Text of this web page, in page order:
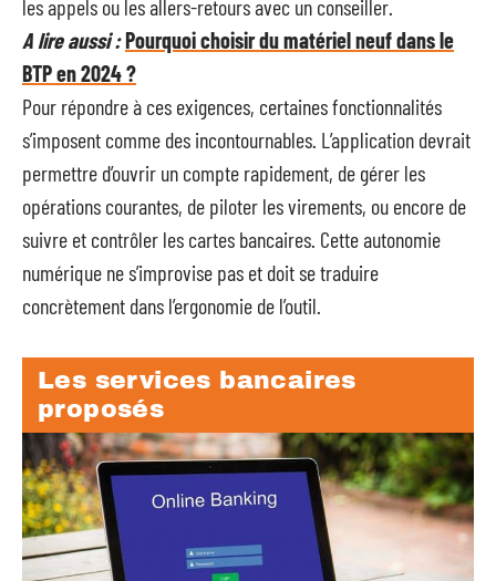
les appels ou les allers-retours avec un conseiller.
A lire aussi :Pourquoi choisir du matériel neuf dans le
BTP en 2024 ?
Pour répondre à ces exigences, certaines fonctionnalités
s’imposent comme des incontournables. L’application devrait
permettre d’ouvrir un compte rapidement, de gérer les
opérations courantes, de piloter les virements, ou encore de
suivre et contrôler les cartes bancaires. Cette autonomie
numérique ne s’improvise pas et doit se traduire
concrètement dans l’ergonomie de l’outil.
Les services bancaires
proposés